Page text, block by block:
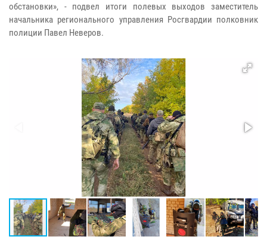
обстановки», - подвел итоги полевых выходов заместитель
начальника регионального управления Росгвардии полковник
полиции Павел Неверов.